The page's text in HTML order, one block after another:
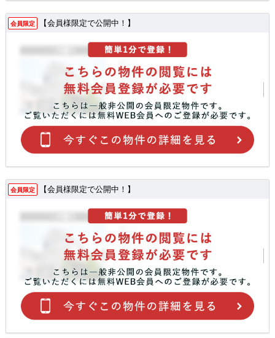
会員限定 【会員様限定で公開中！】
会員限定 【会員様限定で公開中！】